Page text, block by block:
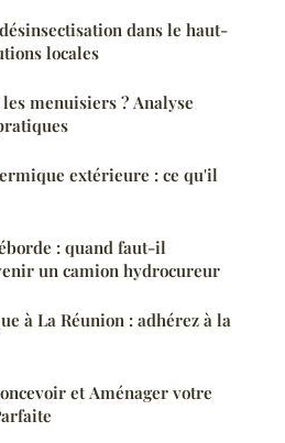
dans le haut-
locales
menuisiers ? Analyse
extérieure : ce qu'il
: quand faut-il
un camion hydrocureur
à La Réunion : adhérez à la
et Aménager votre